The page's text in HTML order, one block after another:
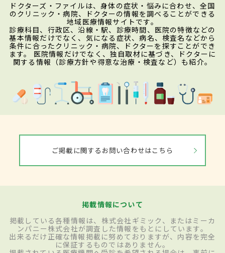
ドクターズ・ファイルは、身体の症状・悩みに合わせ、全国
のクリニック・病院、ドクターの情報を調べることができる
地域医療情報サイトです。
診療科目、行政区、沿線・駅、診療時間、医院の特徴などの
基本情報だけでなく、気になる症状、病名、検査名などから
条件に合ったクリニック・病院、ドクターを探すことができ
ます。 医院情報だけでなく、独自取材に基づき、ドクターに
関する情報（診療方針や得意な治療・検査など）も紹介。
ご掲載に関するお問い合わせはこちら
掲載情報について
掲載している各種情報は、株式会社ギミック、またはミーカ
ンパニー株式会社が調査した情報をもとにしています。
出来るだけ正確な情報掲載に努めておりますが、内容を完全
に保証するものではありません。